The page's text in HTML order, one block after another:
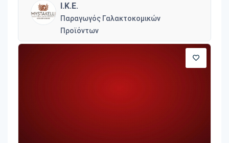
Ι.Κ.Ε.
Παραγωγός Γαλακτοκομικών
Προϊόντων